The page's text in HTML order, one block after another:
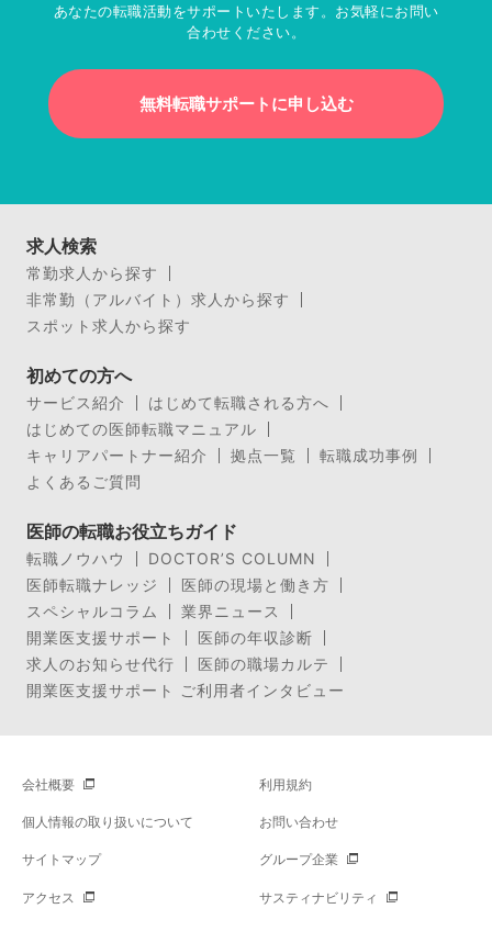
あなたの転職活動をサポートいたします。お気軽にお問い
合わせください。
無料転職サポートに申し込む
求人検索
常勤求人から探す
非常勤（アルバイト）求人から探す
スポット求人から探す
初めての方へ
サービス紹介
はじめて転職される方へ
はじめての医師転職マニュアル
キャリアパートナー紹介
拠点一覧
転職成功事例
よくあるご質問
医師の転職お役立ちガイド
転職ノウハウ
DOCTOR’S COLUMN
医師転職ナレッジ
医師の現場と働き方
スペシャルコラム
業界ニュース
開業医支援サポート
医師の年収診断
求人のお知らせ代行
医師の職場カルテ
開業医支援サポート ご利用者インタビュー
会社概要 利用規約
個人情報の取り扱いについて お問い合わせ
サイトマップ グループ企業
アクセス サスティナビリティ